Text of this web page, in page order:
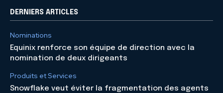
DERNIERS ARTICLES
Nominations
Equinix renforce son équipe de direction avec la
nomination de deux dirigeants
Produits et Services
Snowflake veut éviter la fragmentation des agents